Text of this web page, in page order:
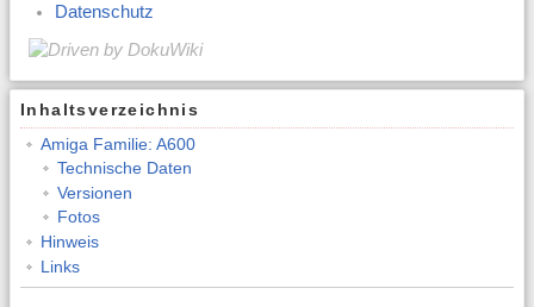
Datenschutz
Inhaltsverzeichnis
Amiga Familie: A600
Technische Daten
Versionen
Fotos
Hinweis
Links